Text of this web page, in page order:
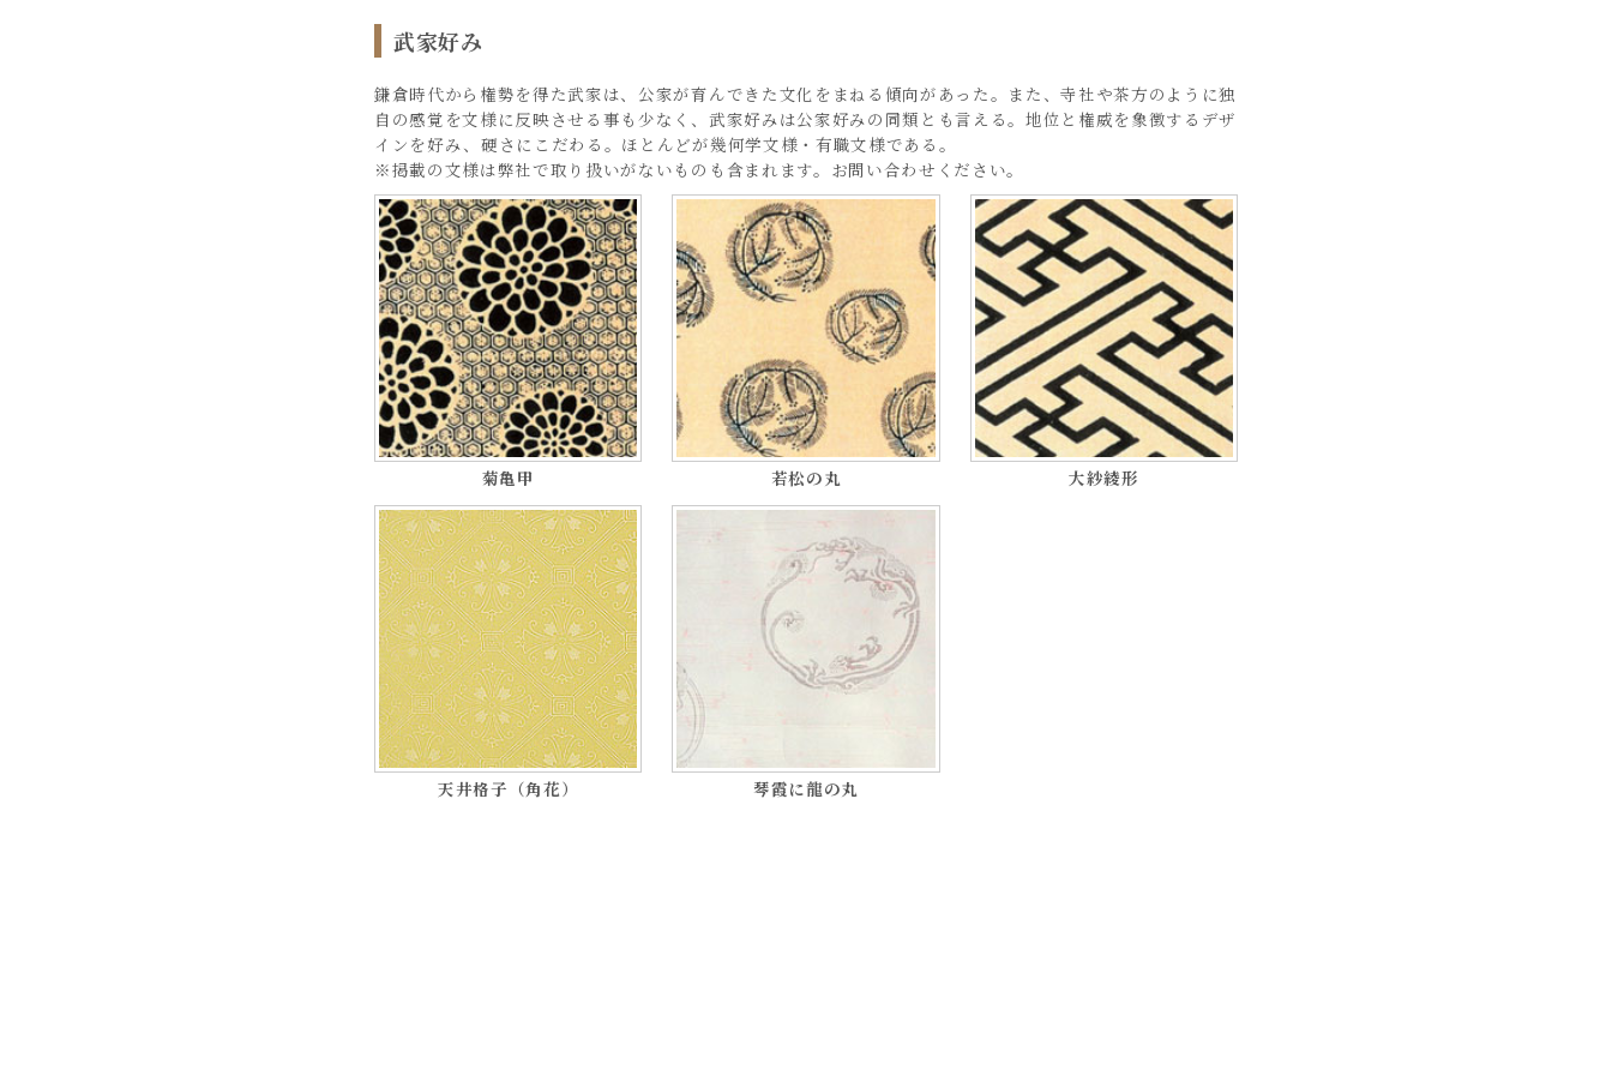
武家好み
鎌倉時代から権勢を得た武家は、公家が育んできた文化をまねる傾向があった。また、寺社や茶方のように独
自の感覚を文様に反映させる事も少なく、武家好みは公家好みの同類とも言える。地位と権威を象徴するデザ
インを好み、硬さにこだわる。ほとんどが幾何学文様・有職文様である。
※掲載の文様は弊社で取り扱いがないものも含まれます。お問い合わせください。
菊亀甲 若松の丸 大紗綾形
天井格子（角花） 琴霞に龍の丸